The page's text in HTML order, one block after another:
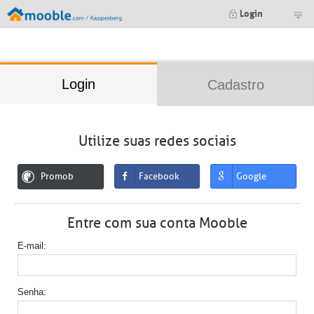
Login
Login Cadastro
Utilize suas redes sociais
Promob Facebook Google
Entre com sua conta Mooble
E-mail
Senha